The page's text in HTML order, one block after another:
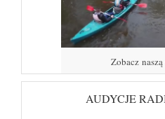
Zobacz
AUDYCJE